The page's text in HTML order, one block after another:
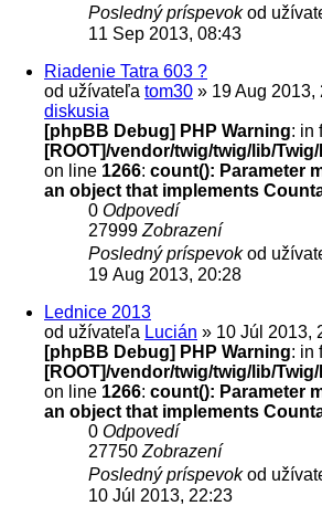
Posledný príspevokod
11 Sep 2013, 08:43
Riadenie Tatra 603 ?
od užívateľa tom30 » 19 Aug 2013,
diskusia
[phpBB Debug] PHP Warning: in
[ROOT]/vendor/twig/twig/lib/
on line 1266: count(): Parameter
an object that implements
0 Odpovedí
27999 Zobrazení
Posledný príspevokod
19 Aug 2013, 20:28
Lednice 2013
od užívateľa Lucián » 10 Júl 2013,
[phpBB Debug] PHP Warning: in
[ROOT]/vendor/twig/twig/lib/
on line 1266: count(): Parameter
an object that implements
0 Odpovedí
27750 Zobrazení
Posledný príspevokod
10 Júl 2013, 22:23